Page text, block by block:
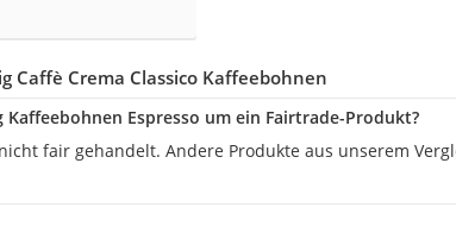
Caffè Crema Classico Kaffeebohnen
Kaffeebohnen Espresso um ein Fairtrade-Produkt?
fair gehandelt. Andere Produkte aus unserem